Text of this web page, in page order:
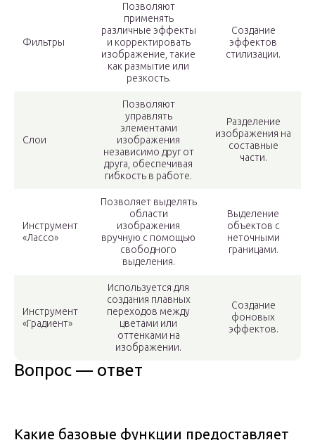
Фильтры
Позволяют
применять
различные эффекты
и корректировать
изображение, такие
как размытие или
резкость.
Создание
эффектов
стилизации.
Слои
Позволяют
управлять
элементами
изображения
независимо друг от
друга, обеспечивая
гибкость в работе.
Разделение
изображения на
составные
части.
Инструмент
«Лассо»
Позволяет выделять
области
изображения
вручную с помощью
свободного
выделения.
Выделение
объектов с
неточными
границами.
Инструмент
«Градиент»
Используется для
создания плавных
переходов между
цветами или
оттенками на
изображении.
Создание
фоновых
эффектов.
Вопрос — ответ
Какие базовые функции предоставляет